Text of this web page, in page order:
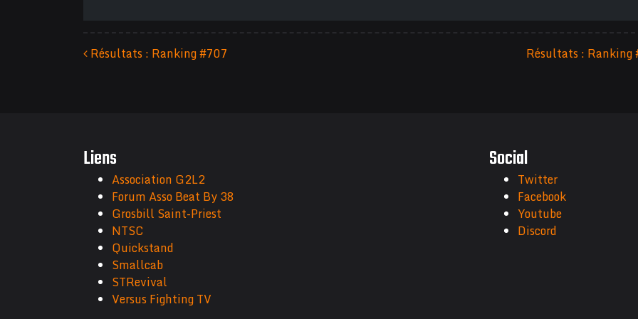
Résultats : Ranking #707 Résultats :
Liens
Association G2L2
Forum Asso Beat By 38
Grosbill Saint-Priest
NTSC
Quickstand
Smallcab
STRevival
Versus Fighting TV
Social
Twitter
Facebook
Youtube
Discord